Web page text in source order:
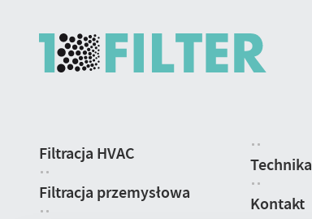
strony
Filtracja HVAC
Filtracja przemysłowa
Technika
Kontakt